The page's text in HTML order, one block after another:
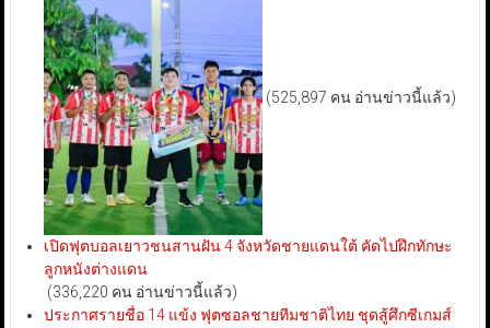
(525,897 คน อ่านข่าวนี้แล้ว)
เปิดฟุตบอลเยาวชนสานฝัน 4 จังหวัดชายแดนใต้ คัดไปฝึกทักษะ
ลูกหนังต่างแดน
(336,220 คน อ่านข่าวนี้แล้ว)
ประกาศรายชื่อ 14 แข้ง ฟุตซอลชายทีมชาติไทย ชุดสู้ศึกซีเกมส์